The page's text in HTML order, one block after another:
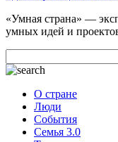
«Умная страна» —
умных идей и
О стране
Люди
События
Семья 3.0